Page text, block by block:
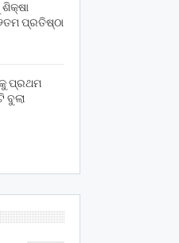
ପ୍ରତିଷ୍ଠା
ପ୍ରଥମ
ବୁଲା